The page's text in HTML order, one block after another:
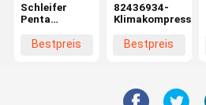
Schleifer
Penta
Bestpreis
82436934-
Klimakompressor
Bestpreis